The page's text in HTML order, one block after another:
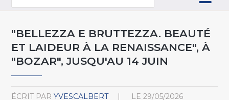
"BELLEZZA E BRUTTEZZA. BEAUTÉ
ET LAIDEUR À LA RENAISSANCE", À
"BOZAR", JUSQU'AU 14 JUIN
ÉCRIT PAR YVESCALBERT LE 29/05/2026